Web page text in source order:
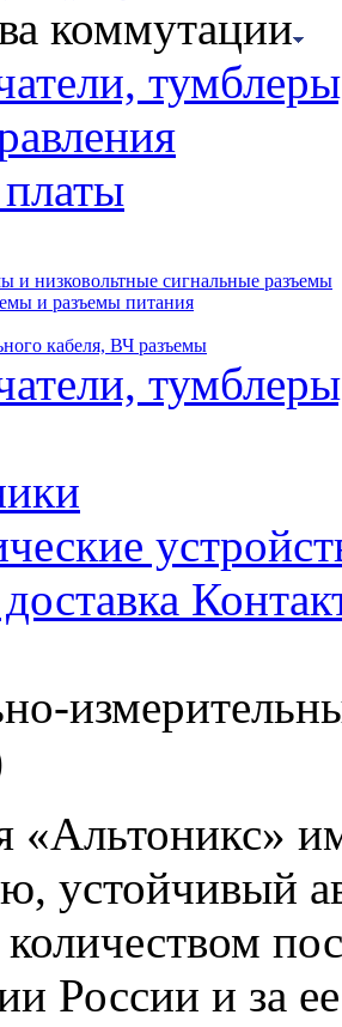
коммутации
и низковольтные сигнальные разъемы
и разъемы питания
кабеля, ВЧ разъемы
«Альтоникс»
устойчивый
России и за